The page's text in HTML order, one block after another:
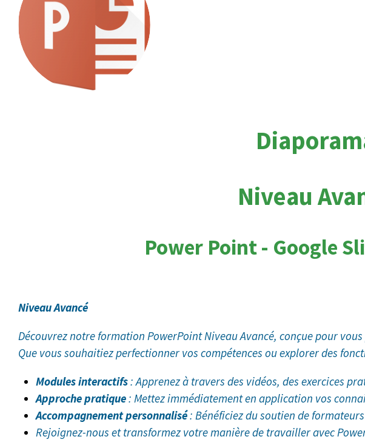
Niveau
Power Point - Google
Niveau Avancé
Découvrez notre formation PowerPoint Niveau Avancé, conçue pour
Que vous souhaitiez perfectionner vos compétences ou explorer des
Modules interactifs: Apprenez à travers des vidéos, des exercices
Approche pratique: Mettez immédiatement en application vos
Accompagnement personnalisé: Bénéficiez du soutien de
Rejoignez-nous et transformez votre manière de travailler avec